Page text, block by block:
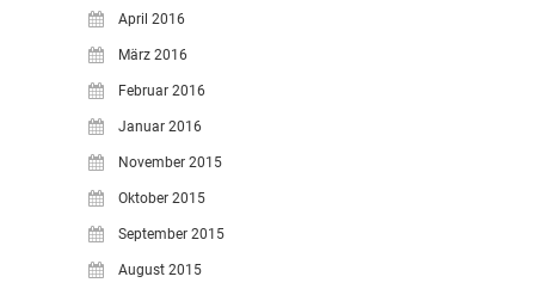
April 2016
März 2016
Februar 2016
Januar 2016
November 2015
Oktober 2015
September 2015
August 2015